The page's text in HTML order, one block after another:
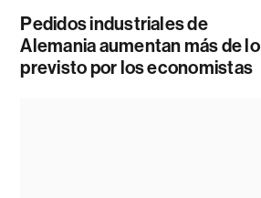
Pedidos industriales de
Alemania aumentan más de lo
previsto por los economistas